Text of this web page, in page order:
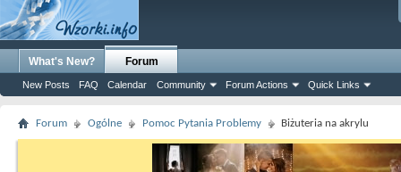
What's New? Forum
New Posts FAQ Calendar Community Forum Actions Quick Links
Forum Ogólne Pomoc Pytania Problemy Biżuteria na akrylu